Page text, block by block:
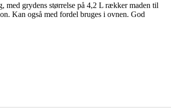
med grydens størrelse på 4,2 L rækker maden til
Kan også med fordel bruges i ovnen. God